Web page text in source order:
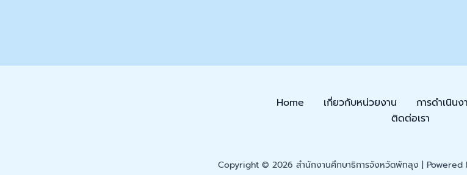
Home เกี่ยวกับหน่วยงาน การดำเนินง
ติดต่อเรา
Copyright © 2026 สำนักงานศึกษาธิการจังหวัดพัทลุง | Powered